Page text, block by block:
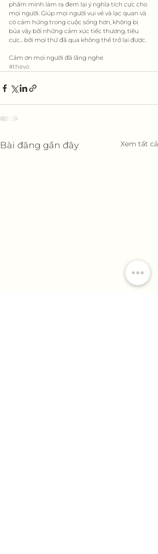
phẩm mình làm ra đem lại ý nghĩa tích cực cho
mọi người. Giúp mọi người vui vẻ và lạc quan và
có cảm hứng trong cuộc sống hơn, không bị
bủa vây bởi những cảm xúc tiếc thương, tiêu
cực... bởi mọi thứ đã qua không thể trở lại được.
Cảm ơn mọi người đã lắng nghe
#thevo
Bài đăng gần đây Xem tất cả